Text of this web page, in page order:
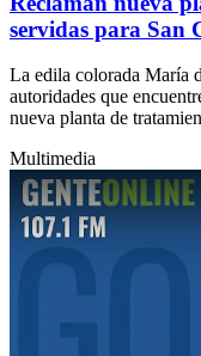
servidas para San
La edila colorada María
autoridades que
nueva planta de
Multimedia